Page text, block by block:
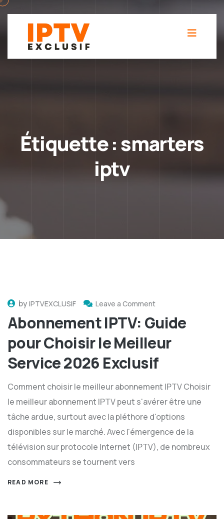
Étiquette :smarters
iptv​
byIPTVEXCLUSIF Leave a Comment
Abonnement IPTV: Guide
pour Choisir le Meilleur
Service 2026 Exclusif
Comment choisir le meilleur abonnement IPTV Choisir
le meilleur abonnement IPTV peut s'avérer être une
tâche ardue, surtout avec la pléthore d'options
disponibles sur le marché. Avec l'émergence de la
télévision sur protocole Internet (IPTV), de nombreux
consommateurs se tournent vers
READ MORE